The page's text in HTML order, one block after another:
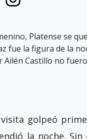
Platense se
fue la figura de la
Ailén Castillo no
golpeó
la noche. Sin